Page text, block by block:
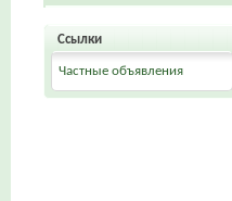
Ссылки
Частные объявления